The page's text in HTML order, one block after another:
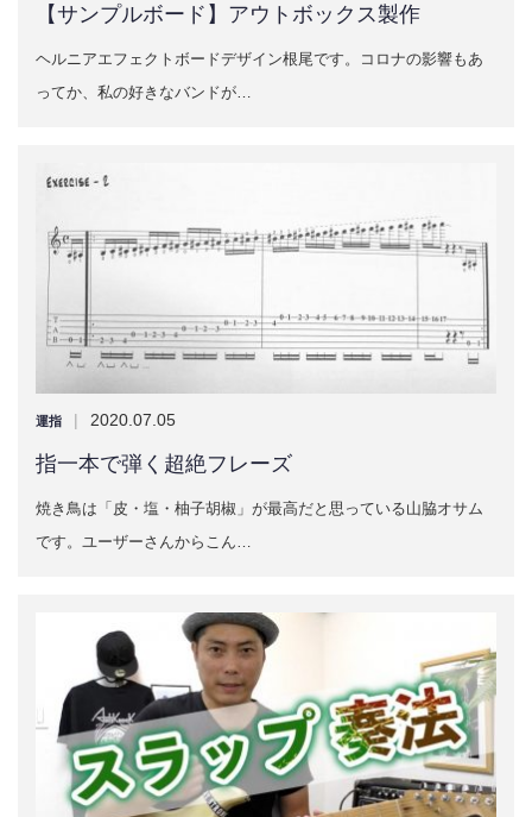
【サンプルボード】アウトボックス製作
ヘルニアエフェクトボードデザイン根尾です。コロナの影響もあ
ってか、私の好きなバンドが…
運指 | 2020.07.05
指一本で弾く超絶フレーズ
焼き鳥は「皮・塩・柚子胡椒」が最高だと思っている山脇オサム
です。ユーザーさんからこん…